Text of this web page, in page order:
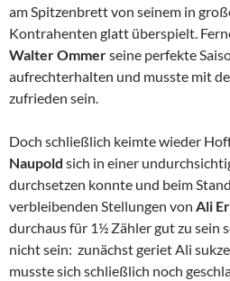
am Spitzenbrett von seinem in
Kontrahenten glatt überspielt.
Walter Ommerseine perfekte
aufrechterhalten und musste mit
zufrieden sein.
Doch schließlich keimte wieder
Naupold sich in einer
durchsetzen konnte und beim
verbleibenden Stellungen von Ali
durchaus für 1½ Zähler gut zu sein
nicht sein: zunächst geriet Ali
musste sich schließlich noch